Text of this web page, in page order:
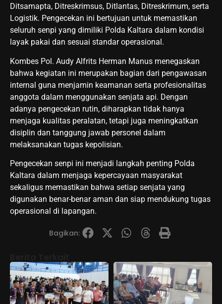
Ditsamapta, Ditreskrimsus, Ditlantas, Ditreskrimum, serta
Logistik. Pengecekan ini bertujuan untuk memastikan
seluruh senpi yang dimiliki Polda Kaltara dalam kondisi
layak pakai dan sesuai standar operasional.
Kombes Pol. Audy Alfrits Herman Manus menegaskan
bahwa kegiatan ini merupakan bagian dari pengawasan
internal guna menjamin keamanan serta profesionalitas
anggota dalam menggunakan senjata api. Dengan
adanya pengecekan rutin, diharapkan tidak hanya
menjaga kualitas peralatan, tetapi juga meningkatkan
disiplin dan tanggung jawab personel dalam
melaksanakan tugas kepolisian.
Pengecekan senpi ini menjadi langkah penting Polda
Kaltara dalam menjaga kepercayaan masyarakat
sekaligus memastikan bahwa setiap senjata yang
digunakan benar-benar aman dan siap mendukung tugas
operasional di lapangan.
Bagikan: